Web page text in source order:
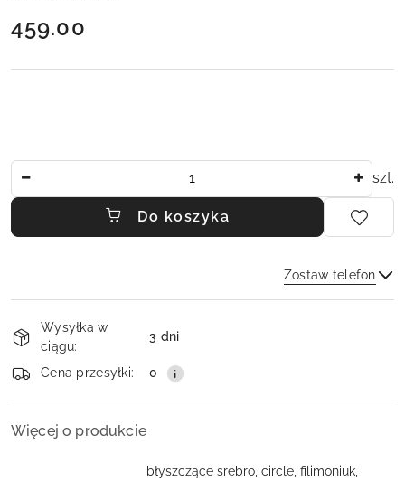
cena:
459.00
szt.
Do koszyka
Zostaw telefon
Dostępność
i
dostawa
Wysyłka w
ciągu:
3 dni
Cena przesyłki: 0
Więcej o produkcie
błyszczące srebro, circle, filimoniuk,